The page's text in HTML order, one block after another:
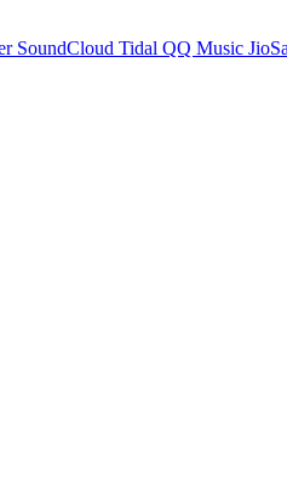
SoundCloud Tidal QQ Music